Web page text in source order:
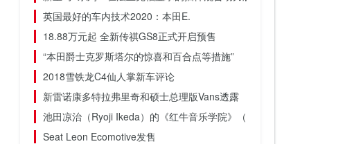
英国最好的车内技术2020：本田E.
18.88万元起 全新传祺GS8正式开启预售
“本田爵士克罗斯塔尔的惊喜和百合点等措施”
2018雪铁龙C4仙人掌新车评论
新雷诺康多特拉弗里奇和硕士总理版Vans透露
池田凉治（Ryoji Ikeda）的《红牛音乐学院》（A [For 100 Cars]）
Seat Leon Ecomotive发售